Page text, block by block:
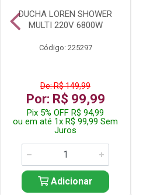
DUCHA LOREN SHOWER
MULTI 220V 6800W
Código: 225297
De: R$ 149,99
Por: R$ 99,99
Pix 5% OFF R$ 94,99
ou em até 1x R$ 99,99 Sem
Juros
Adicionar